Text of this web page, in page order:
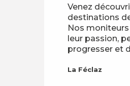
Venez
destinations
Nos
leur passion,
progresser et
La Féclaz